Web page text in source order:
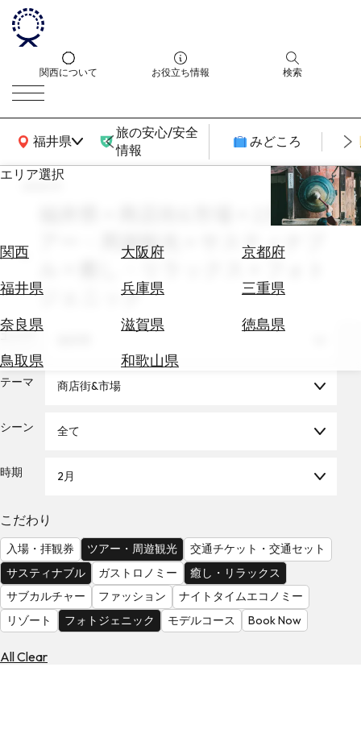
関西について お役立ち情報 検索
福井県
関西広域MAP
旅の安心/安全
情報
みどころ
エリア選択
関西 大阪府
京都府
福井県
兵庫県
三重県
奈良県
滋賀県
徳島県
鳥取県
和歌山県
エ
券
テ
を
る
search
福井県 × 商店街&市場 × 2月 × ツ
アー・周遊観光 × サスティナブ
ジェニック
エリア
テーマ 商店街&市場
シーン 全て
時期 2月
こだわり
入場・拝観券 ツアー・周遊観光
交通チケット・交通セット
サスティナブル
ガストロノミー
癒し・リラックス
サブカルチャー
ファッション
ナイトタイムエコノミー
リゾート
フォトジェニック モデルコース Book Now
All Clear